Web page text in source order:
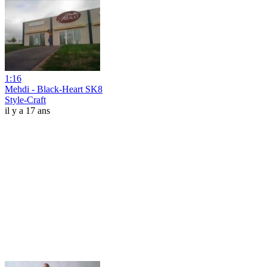
1:16
Mehdi - Black-Heart SK8
Style-Craft
il y a 17 ans